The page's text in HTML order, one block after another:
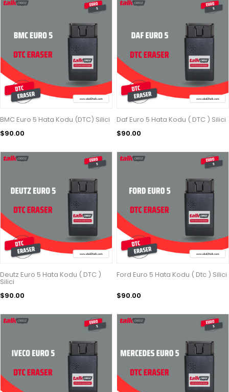
BMC Euro 5 Hata Kodu (DTC) Silici
$90.00
Daf Euro 5 Hata Kodu ( DTC ) Silici
$90.00
Deutz Euro 5 Hata Kodu ( DTC )
Silici
$90.00
Ford Euro 5 Hata Kodu ( Dtc ) Silici
$90.00